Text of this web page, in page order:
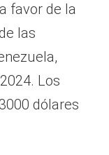
favor de la
las
Los
dólares